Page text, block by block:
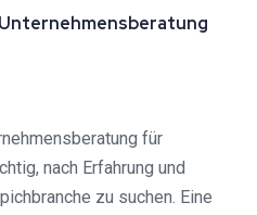
für
nach Erfahrung und
zu suchen. Eine